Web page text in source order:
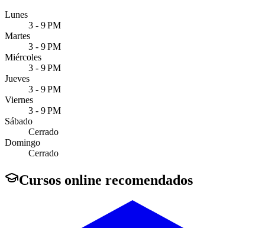
Lunes
3 - 9 PM
Martes
3 - 9 PM
Miércoles
3 - 9 PM
Jueves
3 - 9 PM
Viernes
3 - 9 PM
Sábado
Cerrado
Domingo
Cerrado
Cursos online recomendados